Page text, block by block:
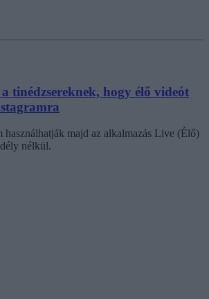
tinédzsereknek, hogy élő videót
használhatják majd az alkalmazás Live (Élő)
nélkül.